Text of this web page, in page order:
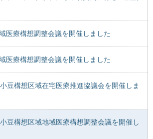
医療構想調整会議を開催しました
医療構想調整会議を開催しました
豆構想区域在宅医療推進協議会を開催しま
豆構想区域地域医療構想調整会議を開催し